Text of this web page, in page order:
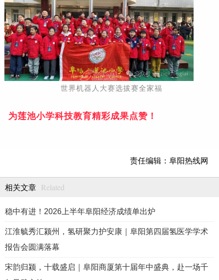
世界机器人大赛选拔赛全家福
为莲池小学科技教育精彩成果点赞！
责任编辑：阜阳热线网
相关文章 Related
稳中有进！2026上半年阜阳经济成绩单出炉
江淮毓秀汇颍州，氢研聚力护安康｜阜阳第四届氢医学学术
报告会圆满落幕
宋韵归颍，十载盛启｜阜阳商厦第十届年中盛典，赴一场千